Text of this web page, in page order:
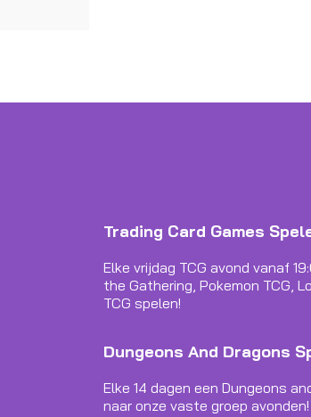
Trading Card Games
Elke vrijdag TCG avond vanaf
the Gathering, Pokemon TCG,
TCG spelen!
Dungeons And Dragons
Elke 14 dagen een Dungeons
naar onze vaste groep avonden!